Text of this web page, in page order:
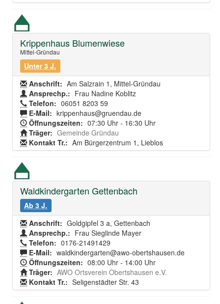
Krippenhaus Blumenwiese
Mittel-Gründau
Unter 3 J.
Anschrift: Am Salzrain 1, Mittel-Gründau
Ansprechp.: Frau Nadine Koblitz
Telefon: 06051 8203 59
E-Mail: krippenhaus@gruendau.de
Öffnungszeiten: 07:30 Uhr - 16:30 Uhr
Träger: Gemeinde Gründau
Kontakt Tr.: Am Bürgerzentrum 1, Lieblos
Waldkindergarten Gettenbach
Ab 3 J.
Anschrift: Goldgipfel 3 a, Gettenbach
Ansprechp.: Frau Sieglinde Mayer
Telefon: 0176-21491429
E-Mail: waldkindergarten@awo-obertshausen.de
Öffnungszeiten: 08:00 Uhr - 14:00 Uhr
Träger: AWO Ortsverein Obertshausen e.V.
Kontakt Tr.: Seligenstädter Str. 43